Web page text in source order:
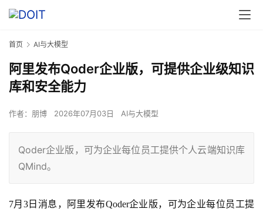
首页 AI与大模型
阿里发布Qoder企业版，可提供企业级知识
库和安全能力
作者： 朋博 2026年07月03日 AI与大模型
Qoder企业版，可为企业每位员工提供个人云端知识库
QMind。
7月3日消息，阿里发布Qoder企业版，可为企业每位员工提